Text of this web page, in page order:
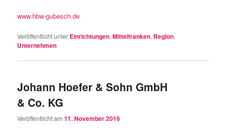
www.hbw-gubesch.de
Veröffentlicht unter Einrichtungen,Mittelfranken, Region,
Unternehmen
Johann Hoefer & Sohn GmbH
& Co. KG
Veröffentlicht am11. November 2016